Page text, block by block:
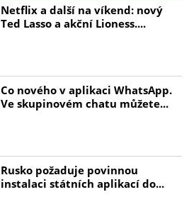
Netflix a další na víkend: nový
Ted Lasso a akční Lioness....
Co nového v aplikaci WhatsApp.
Ve skupinovém chatu můžete...
Rusko požaduje povinnou
instalaci státních aplikací do...